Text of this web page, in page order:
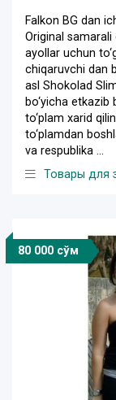
Falkon BG dan
Original
ayollar uchun
chiqaruvchi dan
asl Shokolad
bo‘yicha etkazib
to‘plam xarid
to‘plamdan
va respublika ...
Товары для
80 000 сўм